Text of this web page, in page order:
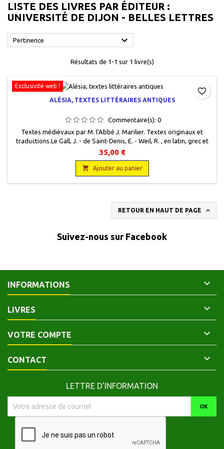
LISTE DES LIVRES PAR ÉDITEUR :
UNIVERSITÉ DE DIJON - BELLES LETTRES
Pertinence 
Résultats de 1-1 sur 1 livre(s)
Exclusivité web !
ALÉSIA, TEXTES LITTÉRAIRES ANTIQUES
Commentaire(s): 0
Textes médiévaux par M. l'Abbé J. Marilier. Textes originaux et
traductions.Le Gall, J. - de Saint-Denis, E. - Weil, R. , en latin, grec et
français, , Université de Dijon - Belles Lettres, 1973, 16,5 x 25, 177
pages, brochéoccasion, Très bon état. Non coupé.
35,00 €
 Ajouter au panier
favorite_border
RETOUR EN HAUT DE PAGE 
Suivez-nous sur Facebook
INFORMATIONS 
LIVRES 
VOTRE COMPTE 
CONTACT 
LETTRE D'INFORMATION